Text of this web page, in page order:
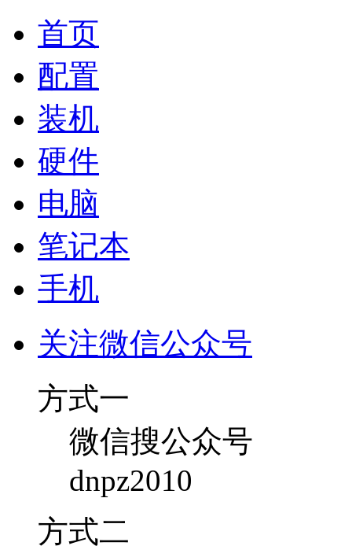
首页
配置
装机
硬件
电脑
笔记本
手机
关注微信公众号
方式一
微信搜公众号
dnpz2010
方式二